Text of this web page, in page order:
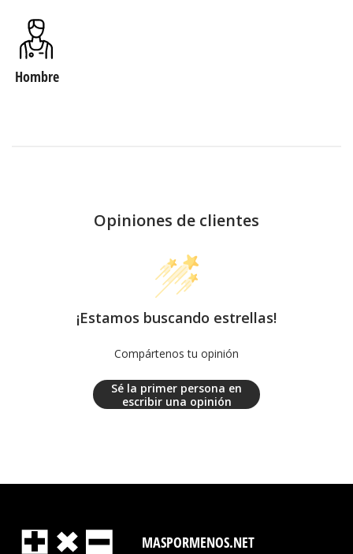
Hombre
Opiniones de clientes
¡Estamos buscando estrellas!
Compártenos tu opinión
Sé la primer persona en
escribir una opinión
MASPORMENOS.NET